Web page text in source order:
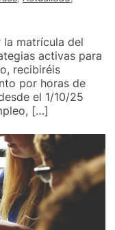
matrícula del
activas para
recibiréis
por horas de
el 1/10/25
[…]